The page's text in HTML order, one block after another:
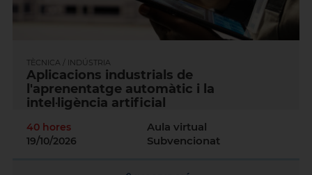
TÈCNICA / INDÚSTRIA
Aplicacions industrials de
l'aprenentatge automàtic i la
intel·ligència artificial
40 hores
19/10/2026
Aula virtual
Subvencionat